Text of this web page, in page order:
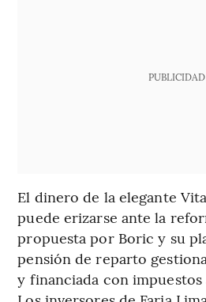
PUBLICIDAD
El dinero de la elegante
puede erizarse ante la
propuesta por Boric y su
pensión de reparto
y financiada con impuestos